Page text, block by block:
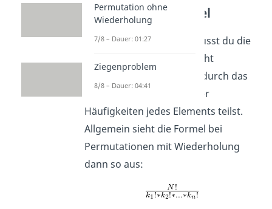
Permutation Formel
Deshalb muss man die musst du die
Formel der N Fakultät, leicht
abwandeln, indem du sie durch das
Produkt der Fakultäten der
Häufigkeiten jedes Elements teilst.
Allgemein sieht die Formel bei
Permutationen mit Wiederholung
dann so aus:
Permutation ohne
Wiederholung
7/8 – Dauer: 01:27
Ziegenproblem
8/8 – Dauer: 04:41